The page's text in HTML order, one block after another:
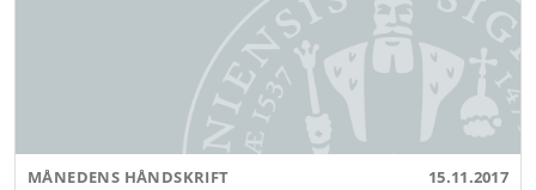
MÅNEDENS HÅNDSKRIFT 15.11.2017